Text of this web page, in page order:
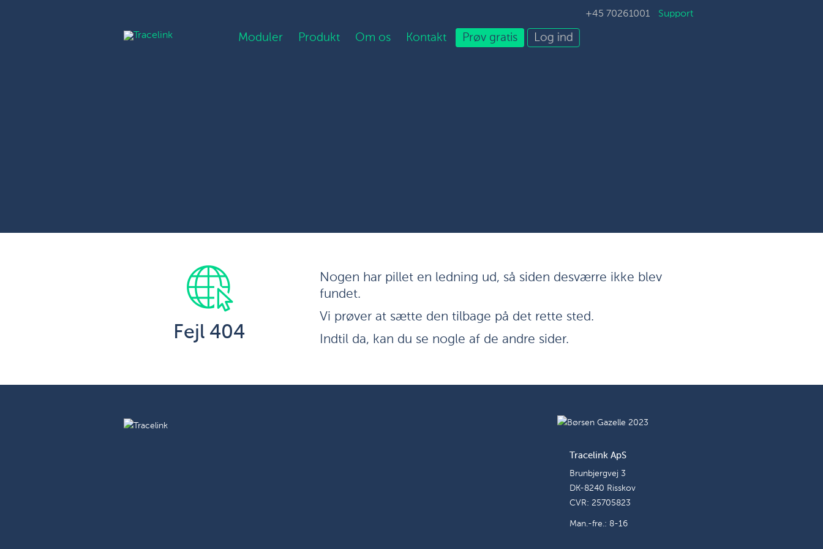
+45 70261001 Support
Moduler Produkt Om os Kontakt Prøv gratis Log ind
Fejl 404
Nogen har pillet en ledning ud, så siden desværre ikke blev
fundet.
Vi prøver at sætte den tilbage på det rette sted.
Indtil da, kan du se nogle af de andre sider.
Tracelink ApS
Brunbjergvej 3
DK-8240 Risskov
CVR: 25705823
Man.-fre.: 8-16